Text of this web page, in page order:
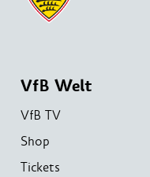
VfB Welt
VfB TV
Shop
Tickets